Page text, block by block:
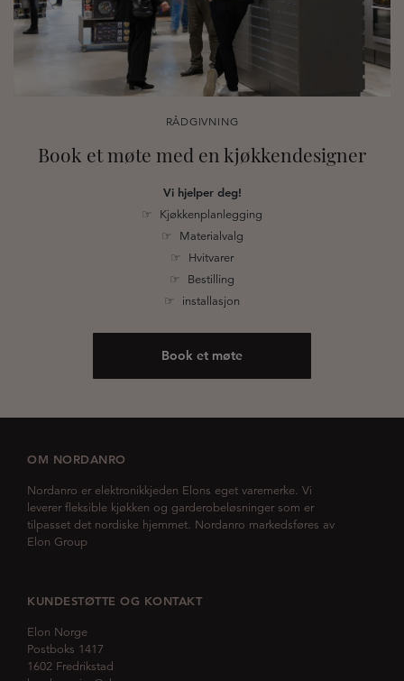
RÅDGIVNING
Book et møte med en kjøkkendesigner
Vi hjelper deg!
☞ Kjøkkenplanlegging
☞ Materialvalg
☞ Hvitvarer
☞ Bestilling
☞ installasjon
Book et møte
OM NORDANRO
Nordanro er elektronikkjeden Elons eget varemerke. Vi
leverer fleksible kjøkken og garderobeløsninger som er
tilpasset det nordiske hjemmet. Nordanro markedsføres av
Elon Group
KUNDESTØTTE OG KONTAKT
Elon Norge
Postboks 1417
1602 Fredrikstad